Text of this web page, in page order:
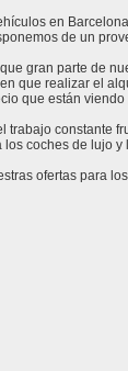
en
de un
gran parte de
que realizar el
que están
trabajo constante
los coches de lujo
ofertas para